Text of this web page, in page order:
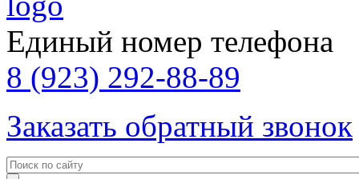
Единый номер телефона
8 (923) 292-88-89
Заказать обратный звонок